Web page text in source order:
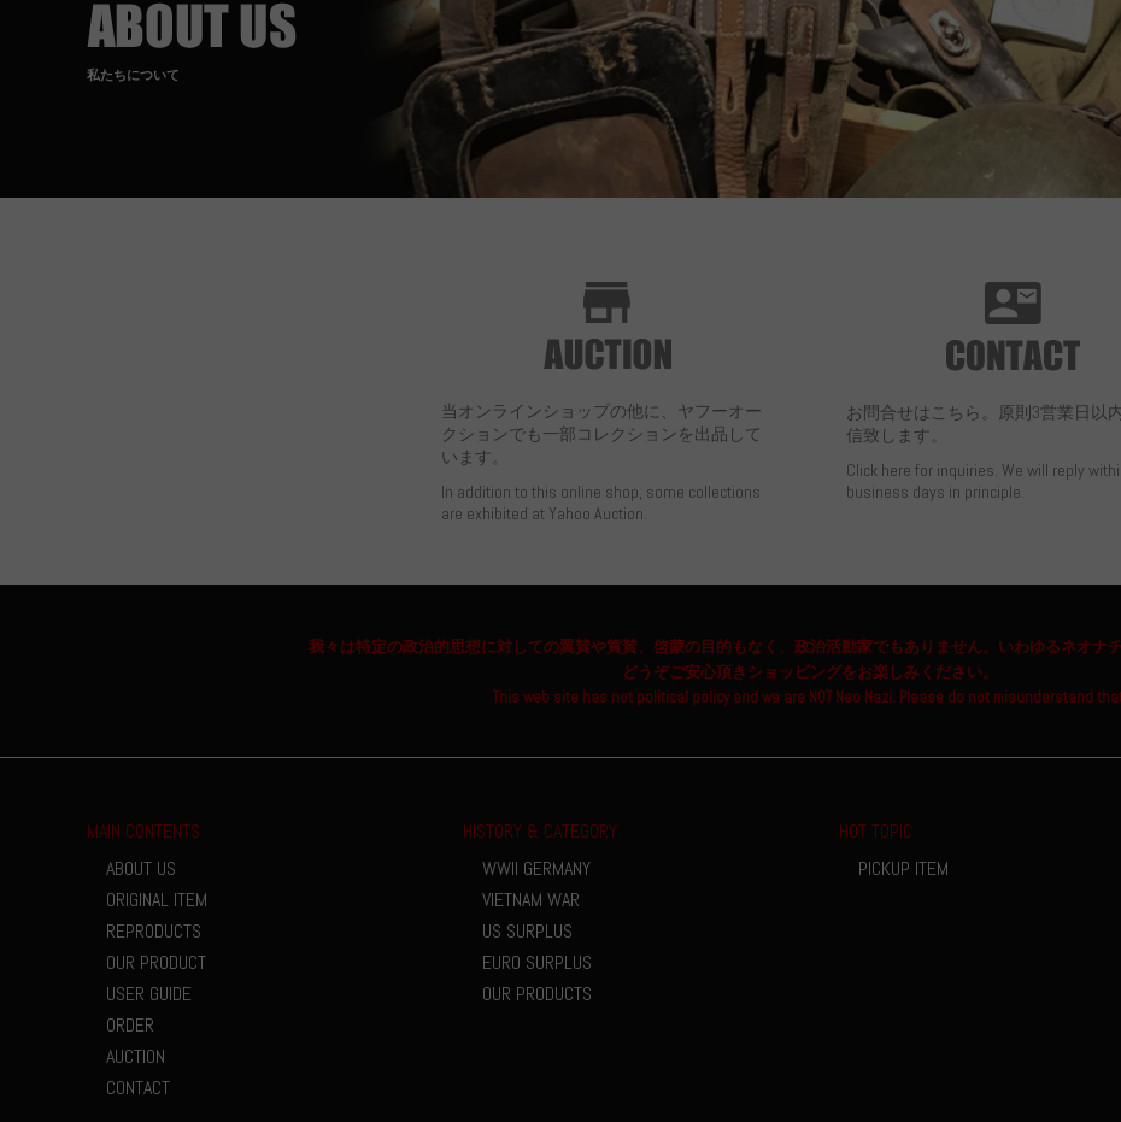
私たちについて
当オンラインショップの他に、ヤフーオー
クションでも一部コレクションを出品して
います。
In addition to this online shop, some collections
are exhibited at Yahoo Auction.
お問合せはこちら。原則3営業日以
信致します。
Click here for inquiries. We will reply
business days in principle.
我々は特定の政治的思想に対しての翼賛や賞賛、啓蒙の目的もなく、政治活動家でもありません。いわゆるネオナ
どうぞご安心頂きショッピングをお楽しみください。
This web site has not political policy and we are NOT Neo Nazi. Please do not misunderstand
MAIN CONTENTS
ABOUT US
ORIGINAL ITEM
REPRODUCTS
OUR PRODUCT
USER GUIDE
ORDER
AUCTION
CONTACT
HISTORY & CATEGORY
WWII GERMANY
VIETNAM WAR
US SURPLUS
EURO SURPLUS
OUR PRODUCTS
HOT TOPIC
PICKUP ITEM